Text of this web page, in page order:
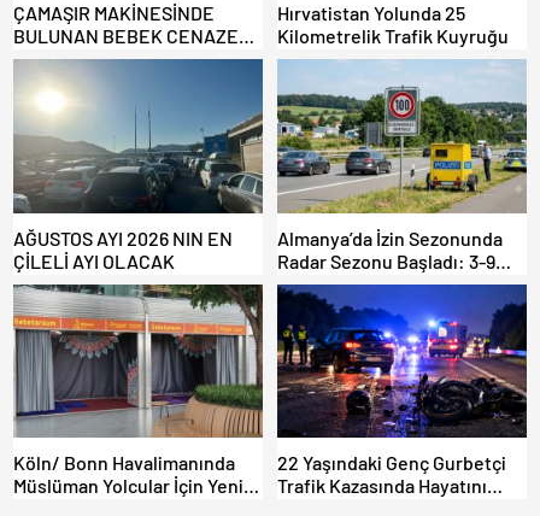
ÇAMAŞIR MAKİNESİNDE
BULUNAN BEBEK CENAZESİ
ŞOK ETTİ
Hırvatistan Yolunda 25
Kilometrelik Trafik Kuyruğu
AĞUSTOS AYI 2026 NIN EN
ÇİLELİ AYI OLACAK
Almanya’da İzin Sezonunda
Radar Sezonu Başladı: 3-9
Ağustos’ta Radar Hız
Denetimi Yapılacak!
Köln/ Bonn Havalimanında
Müslüman Yolcular İçin Yeni
22 Yaşındaki Genç Gurbetçi
Trafik Kazasında Hayatını